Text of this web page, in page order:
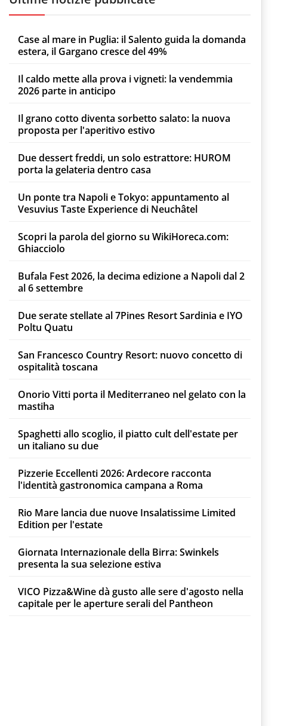
Case al mare in Puglia: il Salento guida la domanda
estera, il Gargano cresce del 49%
Il caldo mette alla prova i vigneti: la vendemmia
2026 parte in anticipo
Il grano cotto diventa sorbetto salato: la nuova
proposta per l'aperitivo estivo
Due dessert freddi, un solo estrattore: HUROM
porta la gelateria dentro casa
Un ponte tra Napoli e Tokyo: appuntamento al
Vesuvius Taste Experience di Neuchâtel
Scopri la parola del giorno su WikiHoreca.com:
Ghiacciolo
Bufala Fest 2026, la decima edizione a Napoli dal 2
al 6 settembre
Due serate stellate al 7Pines Resort Sardinia e IYO
Poltu Quatu
San Francesco Country Resort: nuovo concetto di
ospitalità toscana
Onorio Vitti porta il Mediterraneo nel gelato con la
mastiha
Spaghetti allo scoglio, il piatto cult dell'estate per
un italiano su due
Pizzerie Eccellenti 2026: Ardecore racconta
l'identità gastronomica campana a Roma
Rio Mare lancia due nuove Insalatissime Limited
Edition per l'estate
Giornata Internazionale della Birra: Swinkels
presenta la sua selezione estiva
VICO Pizza&Wine dà gusto alle sere d'agosto nella
capitale per le aperture serali del Pantheon